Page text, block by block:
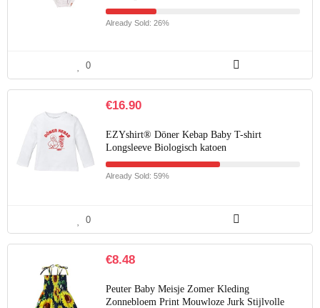
Already Sold: 26%
0
€16.90
EZYshirt® Döner Kebap Baby T-shirt
Longsleeve Biologisch katoen
Already Sold: 59%
0
€8.48
Peuter Baby Meisje Zomer Kleding
Zonnebloem Print Mouwloze Jurk Stijlvolle